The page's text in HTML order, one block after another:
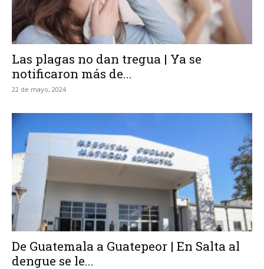
Las plagas no dan tregua | Ya se
notificaron más de...
22 de mayo, 2024
De Guatemala a Guatepeor | En Salta al
dengue se le...